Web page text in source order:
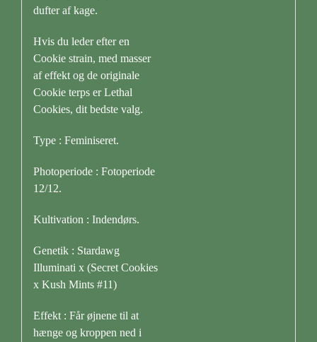
dufter af kage.
Hvis du leder efter en
Cookie strain, med masser
af effekt og de originale
Cookie terps er Lethal
Cookies, dit bedste valg.
Type : Feminiseret.
Photoperiode : Fotoperiode
12/12.
Kultivation : Indendørs.
Genetik : Stardawg
Illuminati x (Secret Cookies
x Kush Mints #11)
Effekt : Får øjnene til at
hænge og kroppen ned i